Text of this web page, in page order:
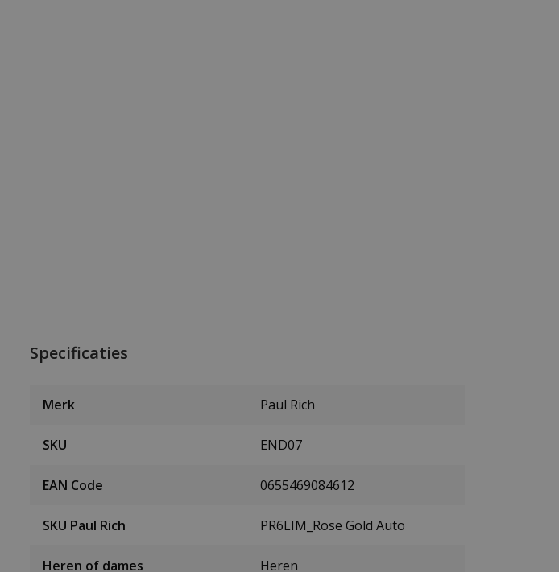
Specificaties
Merk Paul Rich
SKU END07
EAN Code 0655469084612
SKU Paul Rich PR6LIM_Rose Gold Auto
Heren of dames Heren